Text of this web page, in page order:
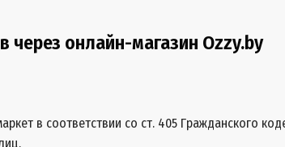
онлайн-магазин Ozzy.by
в соответствии со ст. 405 Гражданского